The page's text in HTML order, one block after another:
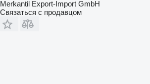
Merkantil Export-Import GmbH
Связаться с продавцом